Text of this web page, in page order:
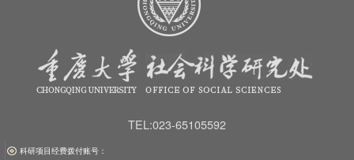
TEL:023-65105592
科研项目经费拨付账号：